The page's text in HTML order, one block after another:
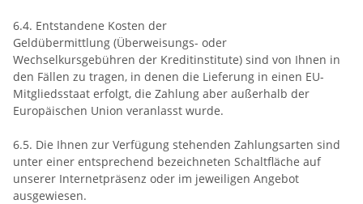
6.4. Entstandene Kosten der
Geldübermittlung (Überweisungs- oder
Wechselkursgebühren der Kreditinstitute) sind von Ihnen in
den Fällen zu tragen, in denen die Lieferung in einen EU-
Mitgliedsstaat erfolgt, die Zahlung aber außerhalb der
Europäischen Union veranlasst wurde.
6.5. Die Ihnen zur Verfügung stehenden Zahlungsarten sind
unter einer entsprechend bezeichneten Schaltfläche auf
unserer Internetpräsenz oder im jeweiligen Angebot
ausgewiesen.